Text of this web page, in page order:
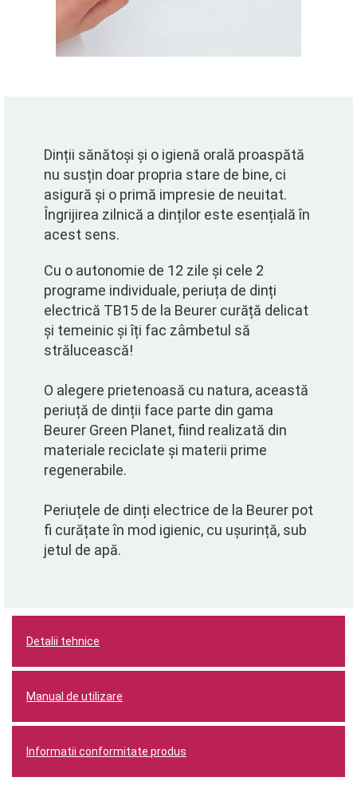
Dinții sănătoși și o igienă orală proaspătă
nu susțin doar propria stare de bine, ci
asigură și o primă impresie de neuitat.
Îngrijirea zilnică a dinților este esențială în
acest sens.
Cu o autonomie de 12 zile și cele 2
programe individuale, periuța de dinți
electrică TB15 de la Beurer curăță delicat
și temeinic și îți fac zâmbetul să
strălucească!
O alegere prietenoasă cu natura, această
periuță de dinții face parte din gama
Beurer Green Planet, fiind realizată din
materiale reciclate și materii prime
regenerabile.
Periuțele de dinți electrice de la Beurer pot
fi curățate în mod igienic, cu ușurință, sub
jetul de apă.
Detalii tehnice
Manual de utilizare
Informatii conformitate produs